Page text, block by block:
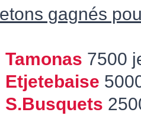
gagnés
Tamonas 7500
Etjetebaise
S.Busquets